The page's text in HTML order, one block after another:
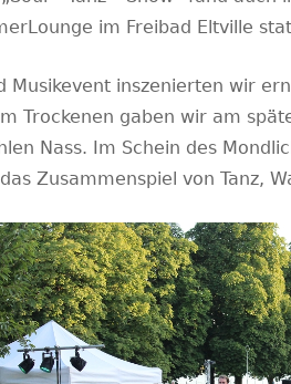
im Freibad Eltville
Musikevent inszenierten wir
Trockenen gaben wir am
Nass. Im Schein des
Zusammenspiel von Tanz,